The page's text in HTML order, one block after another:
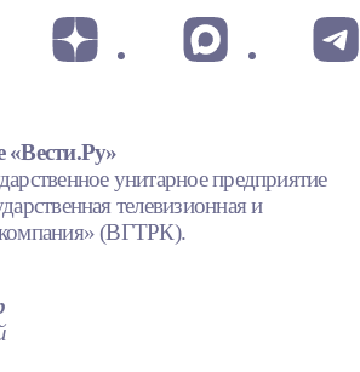
«Вести.Ру»
унитарное предприятие
телевизионная и
(ВГТРК).